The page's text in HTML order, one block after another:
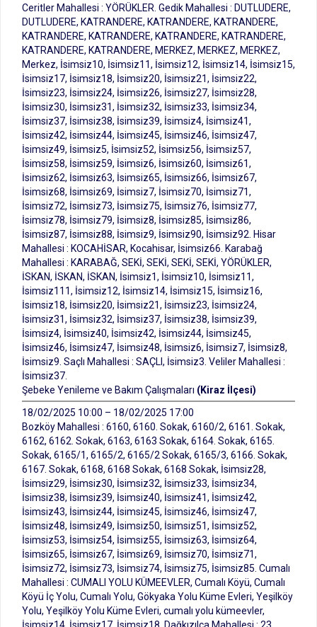
Ceritler Mahallesi : YÖRÜKLER. Gedik Mahallesi : DUTLUDERE,
DUTLUDERE, KATRANDERE, KATRANDERE, KATRANDERE,
KATRANDERE, KATRANDERE, KATRANDERE, KATRANDERE,
KATRANDERE, KATRANDERE, MERKEZ, MERKEZ, MERKEZ,
Merkez, İsimsiz10, İsimsiz11, İsimsiz12, İsimsiz14, İsimsiz15,
İsimsiz17, İsimsiz18, İsimsiz20, İsimsiz21, İsimsiz22,
İsimsiz23, İsimsiz24, İsimsiz26, İsimsiz27, İsimsiz28,
İsimsiz30, İsimsiz31, İsimsiz32, İsimsiz33, İsimsiz34,
İsimsiz37, İsimsiz38, İsimsiz39, İsimsiz4, İsimsiz41,
İsimsiz42, İsimsiz44, İsimsiz45, İsimsiz46, İsimsiz47,
İsimsiz49, İsimsiz5, İsimsiz52, İsimsiz56, İsimsiz57,
İsimsiz58, İsimsiz59, İsimsiz6, İsimsiz60, İsimsiz61,
İsimsiz62, İsimsiz63, İsimsiz65, İsimsiz66, İsimsiz67,
İsimsiz68, İsimsiz69, İsimsiz7, İsimsiz70, İsimsiz71,
İsimsiz72, İsimsiz73, İsimsiz75, İsimsiz76, İsimsiz77,
İsimsiz78, İsimsiz79, İsimsiz8, İsimsiz85, İsimsiz86,
İsimsiz87, İsimsiz88, İsimsiz9, İsimsiz90, İsimsiz92. Hisar
Mahallesi : KOCAHİSAR, Kocahisar, İsimsiz66. Karabağ
Mahallesi : KARABAĞ, SEKİ, SEKİ, SEKİ, SEKİ, YÖRÜKLER,
İSKAN, İSKAN, İSKAN, İsimsiz1, İsimsiz10, İsimsiz11,
İsimsiz111, İsimsiz12, İsimsiz14, İsimsiz15, İsimsiz16,
İsimsiz18, İsimsiz20, İsimsiz21, İsimsiz23, İsimsiz24,
İsimsiz31, İsimsiz32, İsimsiz37, İsimsiz38, İsimsiz39,
İsimsiz4, İsimsiz40, İsimsiz42, İsimsiz44, İsimsiz45,
İsimsiz46, İsimsiz47, İsimsiz48, İsimsiz6, İsimsiz7, İsimsiz8,
İsimsiz9. Saçlı Mahallesi : SAÇLI, İsimsiz3. Veliler Mahallesi :
İsimsiz37.
Şebeke Yenileme ve Bakım Çalışmaları (Kiraz İlçesi)
18/02/2025 10:00 – 18/02/2025 17:00
Bozköy Mahallesi : 6160, 6160. Sokak, 6160/2, 6161. Sokak,
6162, 6162. Sokak, 6163, 6163 Sokak, 6164. Sokak, 6165.
Sokak, 6165/1, 6165/2, 6165/2 Sokak, 6165/3, 6166. Sokak,
6167. Sokak, 6168, 6168 Sokak, 6168 Sokak, İsimsiz28,
İsimsiz29, İsimsiz30, İsimsiz32, İsimsiz33, İsimsiz34,
İsimsiz38, İsimsiz39, İsimsiz40, İsimsiz41, İsimsiz42,
İsimsiz43, İsimsiz44, İsimsiz45, İsimsiz46, İsimsiz47,
İsimsiz48, İsimsiz49, İsimsiz50, İsimsiz51, İsimsiz52,
İsimsiz53, İsimsiz54, İsimsiz55, İsimsiz63, İsimsiz64,
İsimsiz65, İsimsiz67, İsimsiz69, İsimsiz70, İsimsiz71,
İsimsiz72, İsimsiz73, İsimsiz74, İsimsiz75, İsimsiz85. Cumalı
Mahallesi : CUMALI YOLU KÜMEEVLER, Cumalı Köyü, Cumalı
Köyü İç Yolu, Cumalı Yolu, Gökyaka Yolu Küme Evleri, Yeşilköy
Yolu, Yeşilköy Yolu Küme Evleri, cumalı yolu kümeevler,